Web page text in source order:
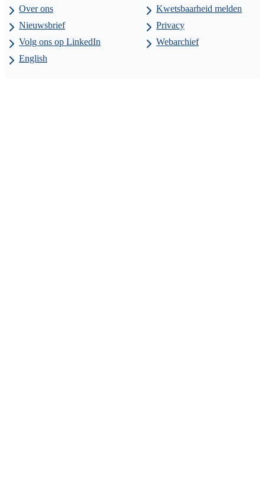
Over ons
Nieuwsbrief
Volg ons op LinkedIn
English
Kwetsbaarheid melden
Privacy
Webarchief